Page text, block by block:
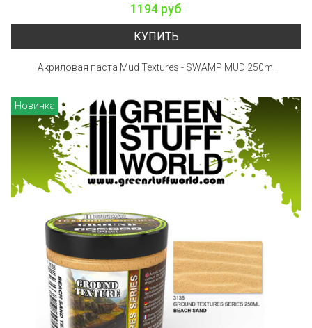
1194 руб
КУПИТЬ
Акриловая паста Mud Textures - SWAMP MUD 250ml
Новинка